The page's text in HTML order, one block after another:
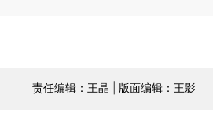
责任编辑：王晶 | 版面编辑：王影